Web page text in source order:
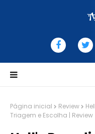
Página inicial Review
Triagem e Escolha | Review